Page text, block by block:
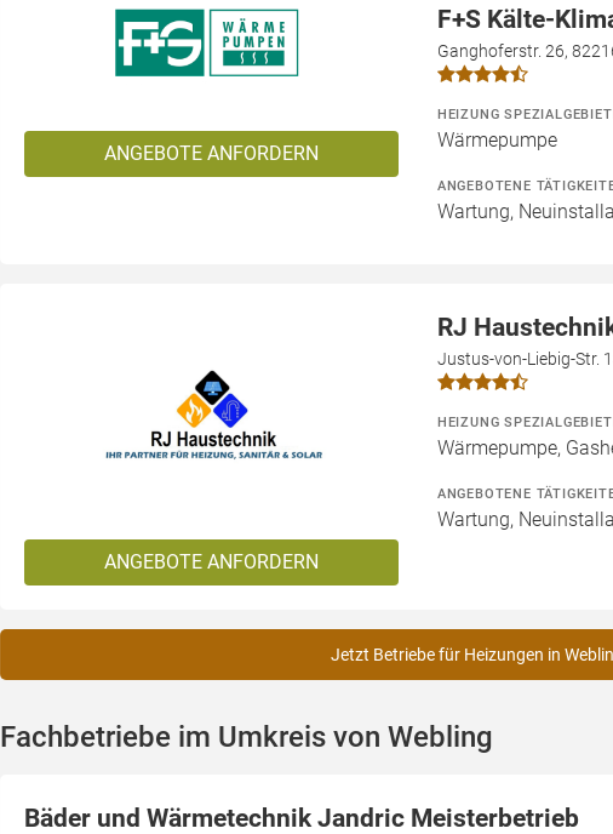
ANGEBOTE ANFORDERN
F+S Kälte-
Ganghoferstr. 26,
HEIZUNG
Wärmepumpe
ANGEBOTENE
Wartung,
ANGEBOTE ANFORDERN
RJ
Justus-von-Liebig-Str.
HEIZUNG
Wärmepumpe,
ANGEBOTENE
Wartung,
Jetzt Betriebe für Heizungen in
Fachbetriebe im Umkreis von Webling
Bäder und Wärmetechnik Jandric Meisterbetrieb